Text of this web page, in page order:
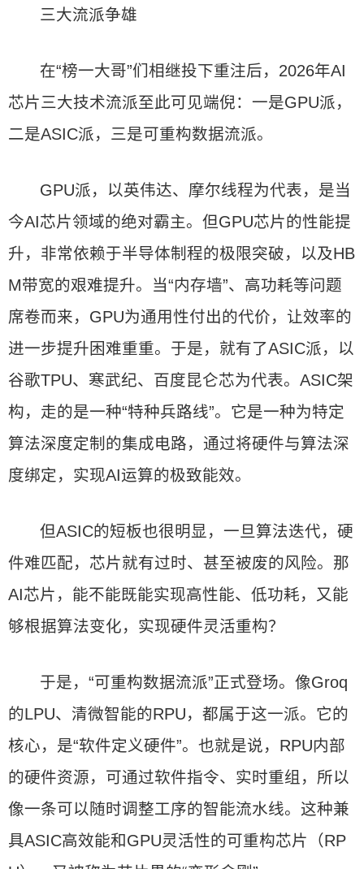
三大流派争雄
在“榜一大哥”们相继投下重注后，2026年AI
芯片三大技术流派至此可见端倪：一是GPU派，
二是ASIC派，三是可重构数据流派。
GPU派，以英伟达、摩尔线程为代表，是当
今AI芯片领域的绝对霸主。但GPU芯片的性能提
升，非常依赖于半导体制程的极限突破，以及HB
M带宽的艰难提升。当“内存墙”、高功耗等问题
席卷而来，GPU为通用性付出的代价，让效率的
进一步提升困难重重。于是，就有了ASIC派，以
谷歌TPU、寒武纪、百度昆仑芯为代表。ASIC架
构，走的是一种“特种兵路线”。它是一种为特定
算法深度定制的集成电路，通过将硬件与算法深
度绑定，实现AI运算的极致能效。
但ASIC的短板也很明显，一旦算法迭代，硬
件难匹配，芯片就有过时、甚至被废的风险。那
AI芯片，能不能既能实现高性能、低功耗，又能
够根据算法变化，实现硬件灵活重构？
于是，“可重构数据流派”正式登场。像Groq
的LPU、清微智能的RPU，都属于这一派。它的
核心，是“软件定义硬件”。也就是说，RPU内部
的硬件资源，可通过软件指令、实时重组，所以
像一条可以随时调整工序的智能流水线。这种兼
具ASIC高效能和GPU灵活性的可重构芯片（RP